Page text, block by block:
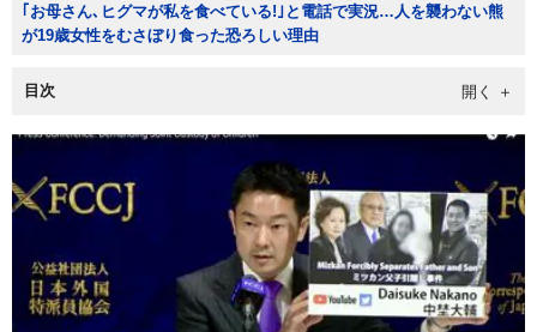
｢お母さん､ヒグマが私を食べている!｣と電話で実況…人を襲わない熊
が19歳女性をむさぼり食った恐ろしい理由
目次